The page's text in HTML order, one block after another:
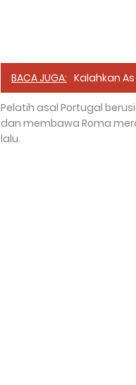
BACA JUGA: Kalahkan
Pelatih asal Portugal
dan membawa Roma
lalu.